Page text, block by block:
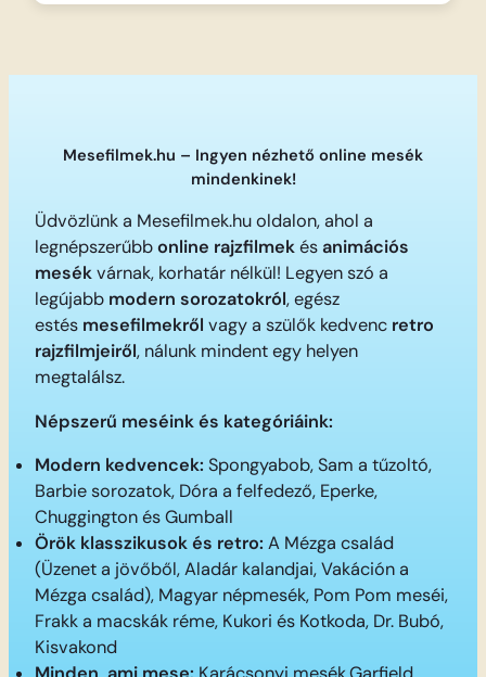
Mesefilmek.hu – Ingyen nézhető online mesék
mindenkinek!
Üdvözlünk a Mesefilmek.hu oldalon, ahol a
legnépszerűbbonline rajzfilmekésanimációs
mesékvárnak, korhatár nélkül! Legyen szó a
legújabb modern sorozatokról, egész
estés mesefilmekről vagy a szülők kedvenc retro
rajzfilmjeiről, nálunk mindent egy helyen
megtalálsz.
Népszerű meséink és kategóriáink:
Modern kedvencek: Spongyabob, Sam a tűzoltó,
Barbie sorozatok, Dóra a felfedező, Eperke,
Chuggington és Gumball
Örök klasszikusok és retro: A Mézga család
(Üzenet a jövőből, Aladár kalandjai, Vakáción a
Mézga család), Magyar népmesék, Pom Pom meséi,
Frakk a macskák réme, Kukori és Kotkoda, Dr. Bubó,
Kisvakond